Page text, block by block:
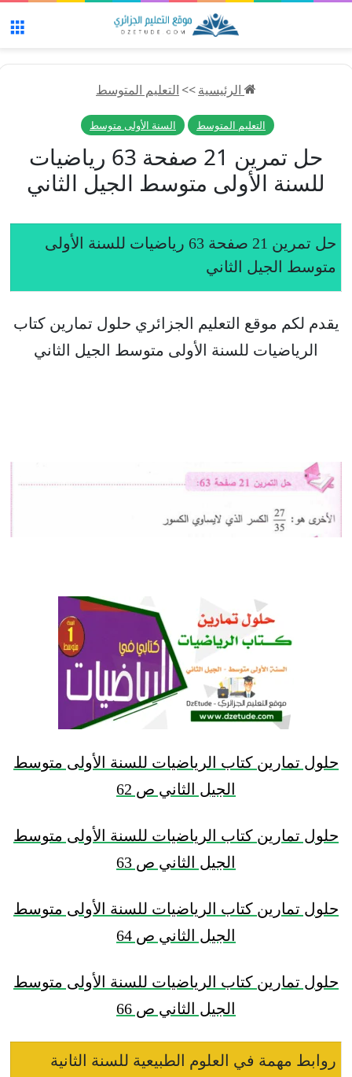
الرئيسية>>التعليم المتوسط
التعليم المتوسط السنة الأولى متوسط
حل تمرين 21 صفحة 63 رياضيات
للسنة الأولى متوسط الجيل الثاني
حل تمرين 21 صفحة 63 رياضيات للسنة الأولى
متوسط الجيل الثاني
يقدم لكم موقع التعليم الجزائري حلول تمارين كتاب
الرياضيات للسنة الأولى متوسط الجيل الثاني
حلول تمارين كتاب الرياضيات للسنة الأولى متوسط
الجيل الثاني ص 62
حلول تمارين كتاب الرياضيات للسنة الأولى متوسط
الجيل الثاني ص 63
حلول تمارين كتاب الرياضيات للسنة الأولى متوسط
الجيل الثاني ص 64
حلول تمارين كتاب الرياضيات للسنة الأولى متوسط
الجيل الثاني ص 66
روابط مهمة في العلوم الطبيعية للسنة الثانية